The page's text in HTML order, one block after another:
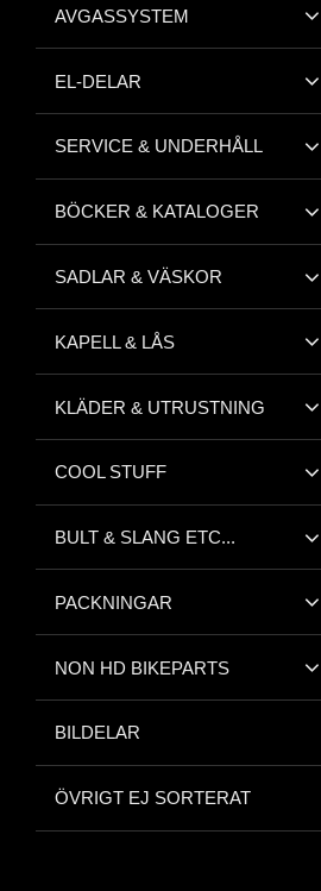
AVGASSYSTEM
EL-DELAR
SERVICE & UNDERHÅLL
BÖCKER & KATALOGER
SADLAR & VÄSKOR
KAPELL & LÅS
KLÄDER & UTRUSTNING
COOL STUFF
BULT & SLANG ETC...
PACKNINGAR
NON HD BIKEPARTS
BILDELAR
ÖVRIGT EJ SORTERAT